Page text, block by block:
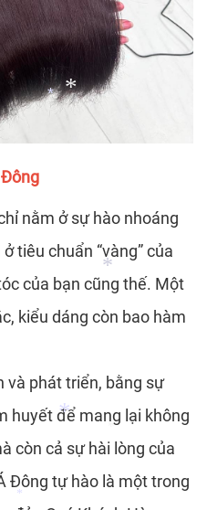
*
*
*
*
nằm ở sự hào nhoáng
tiêu chuẩn “vàng” của
của bạn cũng thế. Một
kiểu dáng còn bao hàm
và phát triển, bằng sự
huyết để mang lại không
còn cả sự hài lòng của
Đông tự hào là một trong